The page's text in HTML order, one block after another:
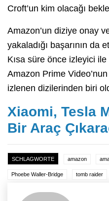
Croft’un kim olacağı
Amazon’un diziye onay
yakaladığı başarının da
Kısa süre önce izleyici
Amazon Prime
izlenen dizilerinden biri
Xiaomi, Tesla
Bir Araç
SCHLAGWORTE amazon
Phoebe Waller-Bridge tomb raider